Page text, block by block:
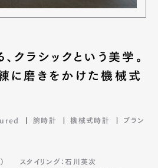
クラシックという美学。
に磨きをかけた機械式
腕時計 機械式時計
ブラン
スタイリング：石川英次